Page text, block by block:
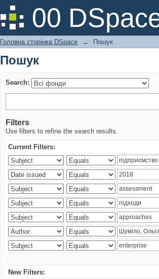
00
Пошук
Головна сторінка DSpace → Пошук
Пошук
Search:
Filters
Use filters to refine the search results.
Current Filters:
New Filters: